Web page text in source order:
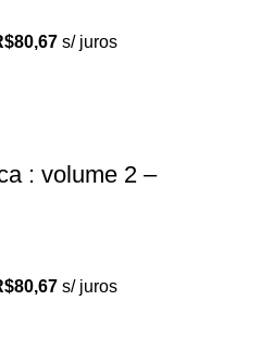
80,67 s/ juros
: volume 2 –
80,67 s/ juros